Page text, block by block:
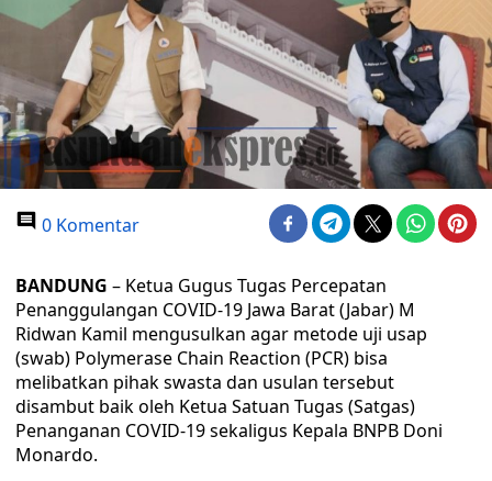
0 Komentar
BANDUNG – Ketua Gugus Tugas Percepatan
Penanggulangan COVID-19 Jawa Barat (Jabar) M
Ridwan Kamil mengusulkan agar metode uji usap
(swab) Polymerase Chain Reaction (PCR) bisa
melibatkan pihak swasta dan usulan tersebut
disambut baik oleh Ketua Satuan Tugas (Satgas)
Penanganan COVID-19 sekaligus Kepala BNPB Doni
Monardo.